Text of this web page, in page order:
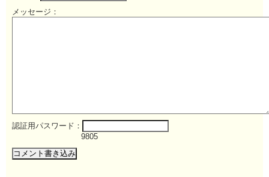
メッセージ：
認証用パスワード：
9805